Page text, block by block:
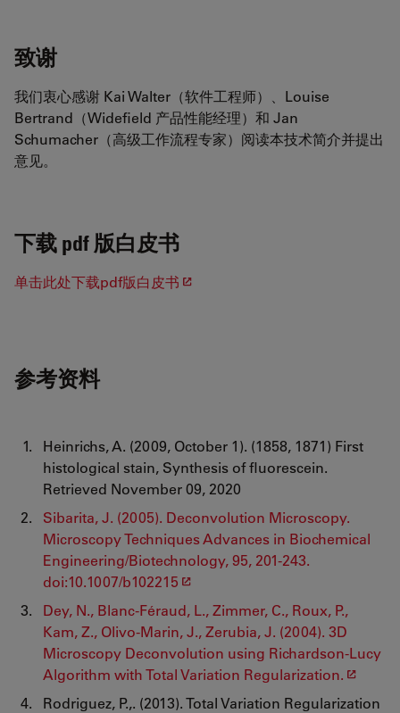
致谢
我们衷心感谢 Kai Walter（软件工程师）、Louise
Bertrand（Widefield 产品性能经理）和 Jan
Schumacher（高级工作流程专家）阅读本技术简介并提出
意见。
下载 pdf 版白皮书
单击此处下载pdf版白皮书
参考资料
Heinrichs, A. (2009, October 1). (1858, 1871) First
histological stain, Synthesis of fluorescein.
Retrieved November 09, 2020
Sibarita, J. (2005). Deconvolution Microscopy.
Microscopy Techniques Advances in Biochemical
Engineering/Biotechnology, 95, 201-243.
doi:10.1007/b102215
Dey, N., Blanc-Féraud, L., Zimmer, C., Roux, P.,
Kam, Z., Olivo-Marin, J., Zerubia, J. (2004). 3D
Microscopy Deconvolution using Richardson-Lucy
Algorithm with Total Variation Regularization.
Rodriguez, P.,. (2013). Total Variation Regularization